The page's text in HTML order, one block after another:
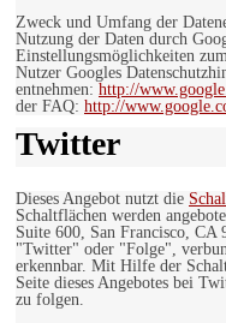
Zweck und Umfang der
Nutzung der Daten durch
Einstellungsmöglichkeiten
Nutzer Googles
entnehmen: http://
der FAQ: http://
Twitter
Dieses Angebot nutzt die
Schaltflächen werden
Suite 600, San Francisco,
"Twitter" oder "Folge",
erkennbar. Mit Hilfe der
Seite dieses Angebotes bei
zu folgen.